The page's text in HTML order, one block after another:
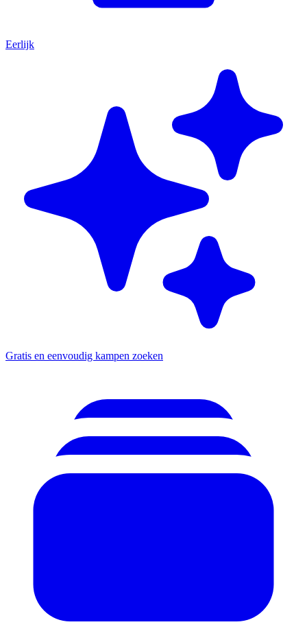
Eerlijk
Gratis en eenvoudig kampen zoeken